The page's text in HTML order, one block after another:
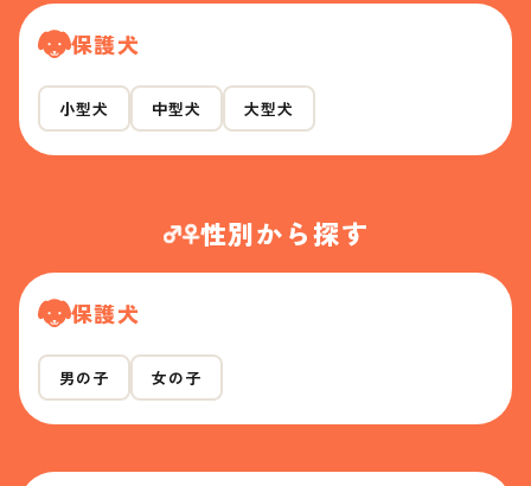
保護犬
小型犬 中型犬 大型犬
性別から探す
保護犬
男の子 女の子